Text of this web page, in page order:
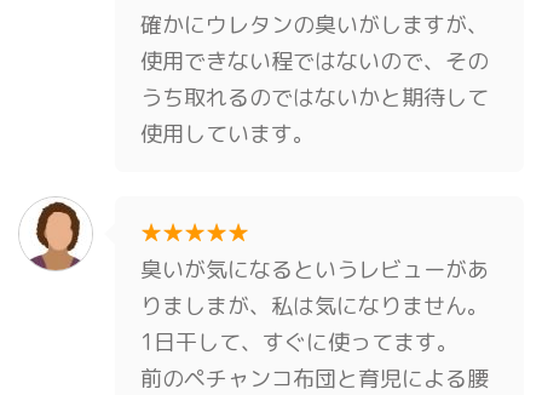
確かにウレタンの臭いがしますが、
使用できない程ではないので、その
うち取れるのではないかと期待して
使用しています。
★★★★★
臭いが気になるというレビューがあ
りましまが、私は気になりません。
1日干して、すぐに使ってます。
前のペチャンコ布団と育児による腰